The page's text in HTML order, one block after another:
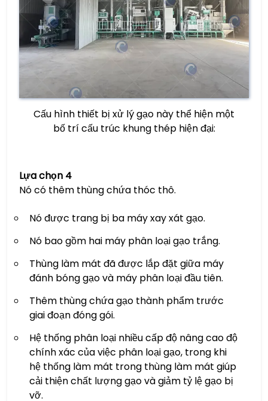
Cấu hình thiết bị xử lý gạo này thể hiện một
bố trí cấu trúc khung thép hiện đại:
Lựa chọn 4
Nó có thêm thùng chứa thóc thô.
Nó được trang bị ba máy xay xát gạo.
Nó bao gồm hai máy phân loại gạo trắng.
Thùng làm mát đã được lắp đặt giữa máy
đánh bóng gạo và máy phân loại đầu tiên.
Thêm thùng chứa gạo thành phẩm trước
giai đoạn đóng gói.
Hệ thống phân loại nhiều cấp độ nâng cao độ
chính xác của việc phân loại gạo, trong khi
hệ thống làm mát trong thùng làm mát giúp
cải thiện chất lượng gạo và giảm tỷ lệ gạo bị
vỡ.